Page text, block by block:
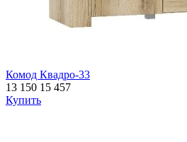
Комод Квадро-33
13 150 15 457
Купить